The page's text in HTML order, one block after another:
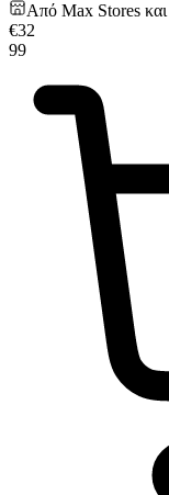
Από Max Stores και
€32
99